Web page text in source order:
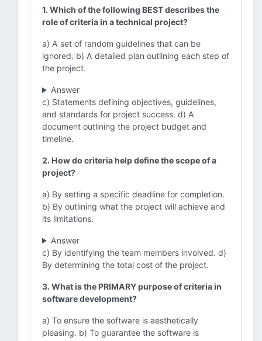
1. Which of the following BEST describes the
role of criteria in a technical project?
a) A set of random guidelines that can be
ignored. b) A detailed plan outlining each step of
the project.
Answer
c) Statements defining objectives, guidelines,
and standards for project success. d) A
document outlining the project budget and
timeline.
2. How do criteria help define the scope of a
project?
a) By setting a specific deadline for completion.
b) By outlining what the project will achieve and
its limitations.
Answer
c) By identifying the team members involved. d)
By determining the total cost of the project.
3. What is the PRIMARY purpose of criteria in
software development?
a) To ensure the software is aesthetically
pleasing. b) To guarantee the software is